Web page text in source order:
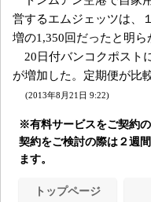
営するエムジェッツは、
増の1,350回だったと明ら
20日付バンコクポスト
が増加した。定期便が比
(2013年8月21日 9:22)
※有料サービスをご契約
契約をご検討の際は２週
ます。
トップページ